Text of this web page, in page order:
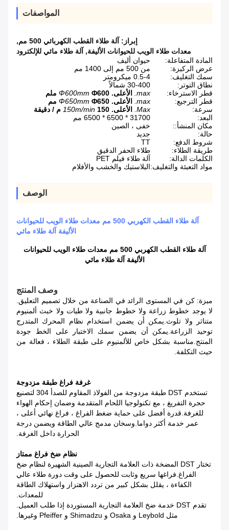
المواصفات
إبراز: آلة طلاء القطب الكهربائي 500 مم
,
معدات طلاء الويب للحيوانات الأليفة, آلة طلاء مائي للإلكترود
المادة المتفاعلة:
حيوان أليف
عرض الركيزة:
من 500 مم إلى 1400 مم
سمك التغليف:
0.5-4 ميكرومتر
نطاق التوتر:
30-400 شمالاً
قطر الاسترخاء:
max. الأعلى. Φ600mm Φ600 ملم
قطر الترجيع:
max. الأعلى. Φ650mm Φ650 مم
سرعة:
Max. الأعلى. 150m/min 150 م / دقيقة
البعد:
31700 * 6500 * 6500 مم
مكان المنشأ::
خفى ، الصين
حالة:
جديد
شروط الدفع:
TT
طريقة الطلاء:
طلاء الحفر الدقيق
الكلمات الدالة:
آلة طلاء فيلم PET
مواد التعبئة والتغليف:البلاستيك والخشب والأفلام
الوصف
آلة طلاء القطب الكهربي 500 مم معدات طلاء الويب للحيوانات
الأليفة آلة طلاء مائي
آلة طلاء القطب الكهربي 500 مم معدات طلاء الويب للحيوانات
الأليفة آلة طلاء مائي
وصف المنتج
ميزة: كن في المستوى الرائد في الصناعة من خلال تصميم التعليق.
لا يوجد خطوط زراعة ولا خطوط جانبية ولا طيات ولا خبث ألمنيوم
متناثر ولا تلوث.يمكن أن يضمن استخدام نظام المحرك المتدرج
توحيد الزراعة.يمكن أن يضمن سمك الاختبار على الخط جودة
المنتج.مناسبة بشكل خاص للألمنيوم على طبقة الطلاء ، فعالة من
حيث التكلفة.
غرفة فراغ طبقة مزدوجة
تستخدم DST طبقة مزدوجة من الفولاذ المقاوم للصدأ 304 لتصنيع
حجرة التفريغ ، مع تكنولوجيا اللحام المتقدمة وضمان إحكام الهواء
للغرفة.قدرة أفضل على حماية ضغط الفراغ ، فراغ نهائي أعلى ،
عمر خدمة أكثر دواما.وسخان مدمج عالي الطاقة ويضمن درجة
الحرارة داخل الغرفة.
نظام ضخ فراغ ممتاز
تختار DST المضخة ذات العلامة التجارية الصينية الشهيرة لنظام ضخ
الفراغ.فراغها سريع وثابت للحصول على وقت دورة طلاء عالي
الكفاءة ، يقلل بشكل كبير من تردد الاهتزاز واستهلاك الطاقة
للمعدات.
تقدم DST خدمة ضخ العلامة التجارية المستوردة إذا طلب العميل.
مثل Leybold و Osaka و Shimadzu و Pfeiffer وغيرها.